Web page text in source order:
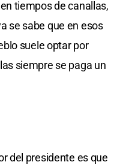
tiempos de canallas,
se sabe que en esos
suele optar por
siempre se paga un
del presidente es que